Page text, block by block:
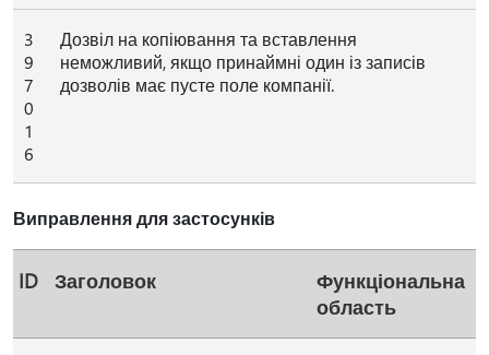
3
9
7
0
1
6
Дозвіл на копіювання та вставлення
неможливий, якщо принаймні один із записів
дозволів має пусте поле компанії.
Виправлення для застосунків
ID Заголовок
Функціональна
область